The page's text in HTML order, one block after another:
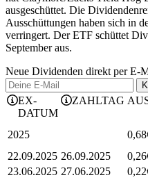
ausgeschüttet. Die
Ausschüttungen haben sich in
verringert. Der ETF schüttet
September aus.
Neue Dividenden direkt per E-
EX-
DATUM
ZAHLTAG
2025 0,68
22.09.2025 26.09.2025 0,26
23.06.2025 27.06.2025 0,22